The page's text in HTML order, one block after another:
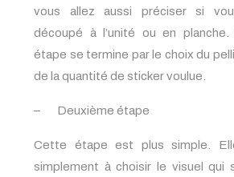
vous allez aussi préciser si
découpé à l’unité ou en
étape se termine par le choix du
de la quantité de sticker voulue.
– Deuxième étape
Cette étape est plus simple.
simplement à choisir le visuel qui